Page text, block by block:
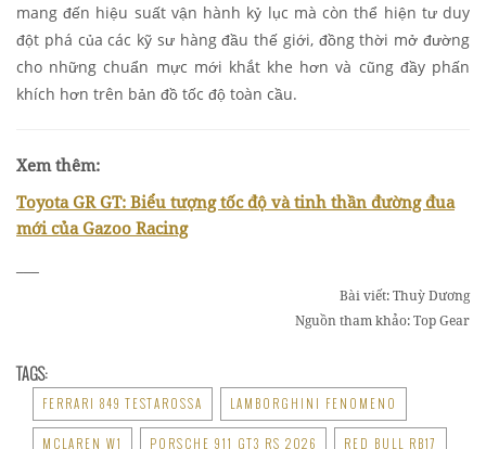
mang đến hiệu suất vận hành kỷ lục mà còn thể hiện tư duy
đột phá của các kỹ sư hàng đầu thế giới, đồng thời mở đường
cho những chuẩn mực mới khắt khe hơn và cũng đầy phấn
khích hơn trên bản đồ tốc độ toàn cầu.
Xem thêm:
Toyota GR GT: Biểu tượng tốc độ và tinh thần đường đua
mới của Gazoo Racing
Bài viết: Thuỳ Dương
Nguồn tham khảo: Top Gear
TAGS:
FERRARI 849 TESTAROSSA LAMBORGHINI FENOMENO
MCLAREN W1 PORSCHE 911 GT3 RS 2026 RED BULL RB17